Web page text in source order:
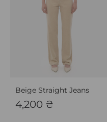
Beige Straight Jeans
4,200 ₴